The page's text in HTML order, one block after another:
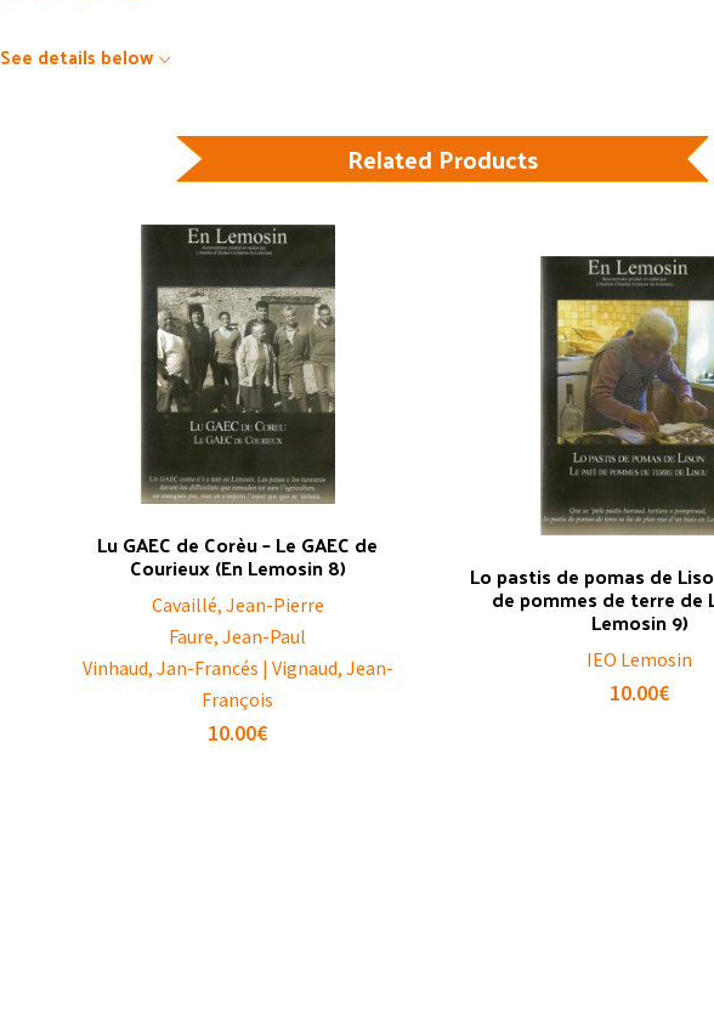
See details below
Related Products
Lu GAEC de Corèu – Le GAEC de
Courieux (En Lemosin 8)
Cavaillé, Jean-Pierre
Faure, Jean-Paul
Vinhaud, Jan-Francés | Vignaud, Jean-
François
10.00€
Lo pastis de pomas de
de pommes de terre de
Lemosin 9)
IEO Lemosin
10.00€